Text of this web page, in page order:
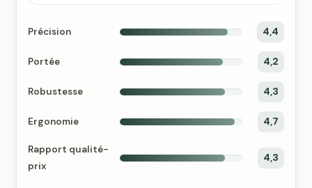
Précision 4,4
Portée 4,2
Robustesse 4,3
Ergonomie 4,7
Rapport qualité-
prix
4,3